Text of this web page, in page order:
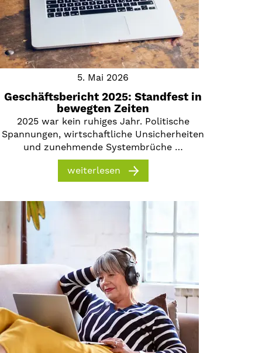
5. Mai 2026
Geschäftsbericht 2025: Standfest in
bewegten Zeiten
2025 war kein ruhiges Jahr. Politische
Spannungen, wirtschaftliche Unsicherheiten
und zunehmende Systembrüche …
weiterlesen